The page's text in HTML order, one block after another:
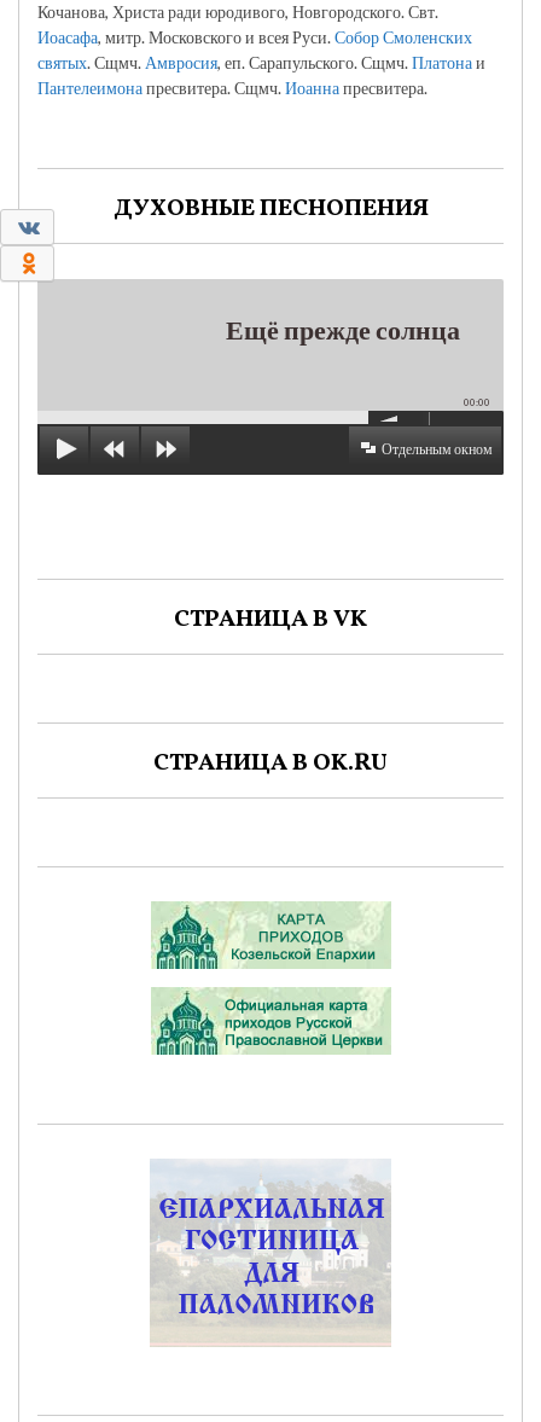
Кочанова, Христа ради юродивого, Новгородского. Свт.
Иоасафа, митр. Московского и всея Руси.Собор Смоленских
святых. Сщмч. Амвросия, еп. Сарапульского. Сщмч.Платонаи
Пантелеимонапресвитера. Сщмч.Иоаннапресвитера.
ДУХОВНЫЕ ПЕСНОПЕНИЯ
Ещё прежде солнца
00:00
Отдельным окном
СТРАНИЦА В VK
СТРАНИЦА В OK.RU